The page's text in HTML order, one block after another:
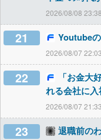
2026/08/08 23:38
21 Youtube
2026/08/07 22:03
22
「お金大
れる会社に入
2026/08/07 21:33
23 退職前の